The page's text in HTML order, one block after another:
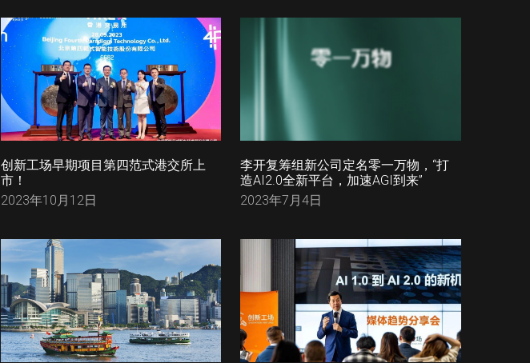
创新工场早期项目第四范式港交所上
市！
2023年10月12日
李开复筹组新公司定名零一万物，“打
造AI2.0全新平台，加速AGI到来”
2023年7月4日